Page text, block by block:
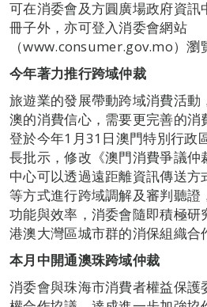
可在消委會及方圓廣場政府資
冊子外，亦可登入消委會網站
（www.consumer.gov.mo）瀏
今年著力推行跨域仲裁
旅遊業的發展帶動跨域消費活動
澳的消費信心，需要更完善的消
登於今年1月31日澳門特別行政
長批示，修改《澳門消費爭議
中心可以透過遠距離資訊傳送
等方式進行跨域調解及審判聽證
功能與效率，消委會隨即積極
港澳大灣區城市群的消保組織合
本月中開通澳珠跨域仲裁
消委會與珠海市消費者權益保護